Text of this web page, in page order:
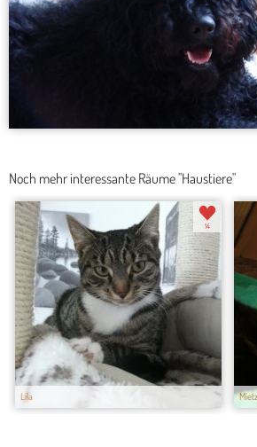
Noch mehr interessante Räume "Haustiere"
Lila
14